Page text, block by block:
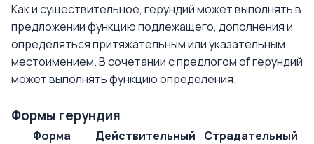
Как и существительное, герундий может выполнять в
предложении функцию подлежащего, дополнения и
определяться притяжательным или указательным
местоимением. В сочетании с предлогом of герундий
может выполнять функцию определения.
Формы герундия
Форма
Действительный
Страдательный